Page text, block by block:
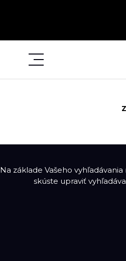
Na základe Vašeho
skúste upraviť